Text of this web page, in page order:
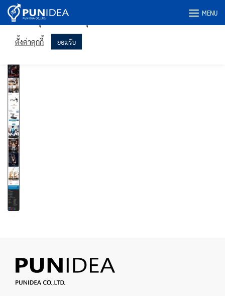
Skip
MENU
sport.co.th-phone
เราใช้คุกกี้ในเว็บไซต์ของเราเพื่อให้คุณได้รับประสบการณ์ที่เกี่ยวข้อง
มากที่สุดโดยจดจำการตั้งค่าของคุณและเข้าชมซ้ำ การคลิก "ยอมรับ"
แสดงว่าคุณยินยอมให้ใช้คุกกี้ทั้งหมด
ตั้งค่าคุกกี้ ยอมรับ